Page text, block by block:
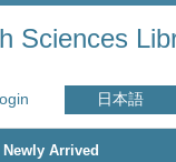
Sciences
日本語
Newly Arrived